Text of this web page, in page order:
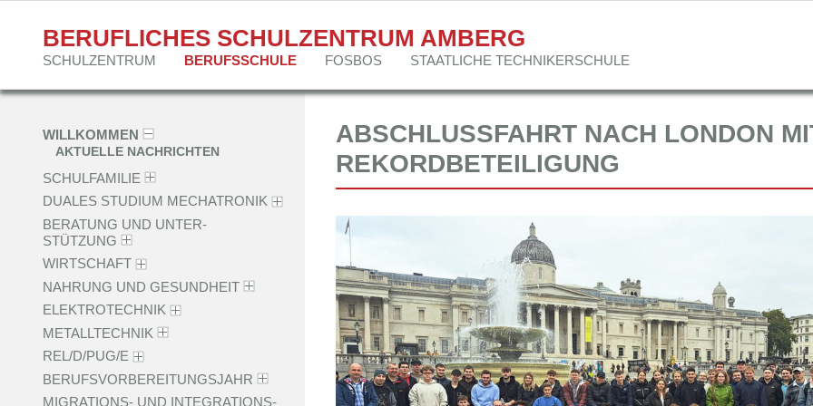
BERUFLICHES SCHULZENTRUM AMBERG
Navigation
SCHULZENTRUM BERUFSSCHULE FOSBOS STAATLICHE TECHNIKER­SCHULE
Navigation
überspringen
WILLKOMMEN
AKTUELLE NACHRICHTEN
SCHULFAMILIE
DUALES STUDIUM MECHATRONIK
BERATUNG UND UNTER­
STÜTZUNG
WIRTSCHAFT
NAHRUNG UND GESUNDHEIT
ELEKTROTECHNIK
METALLTECHNIK
REL/D/PUG/E
BERUFSVORBEREITUNGSJAHR
MIGRATIONS- UND INTEGRATIONS­
ABSCHLUSSFAHRT NACH LONDON
REKORDBETEILIGUNG